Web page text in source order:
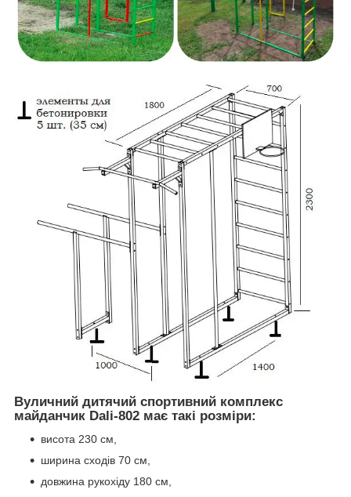
Вуличний дитячий спортивний комплекс
майданчик Dali-802 має такі розміри:
висота 230 см,
ширина сходів 70 см,
довжина рукохіду 180 см,